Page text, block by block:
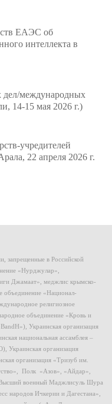
ЕАЭС об
интеллекта в
дел/международных
14-15 мая 2026 г.)
учредителей
22 апреля 2026 г.
запрещенные в Российской
«Нурджулар»,
Джамаат», меджлис крымско-
объединение «Национал-
религиозное
объединение «Кровь и
Украинская организация
национальная ассамблея –
Украинская организация
организация «Тризуб им.
Полк «Азов», «Айдар»,
военный Маджлисуль Шура
народов Ичкерии и Дагестана»,